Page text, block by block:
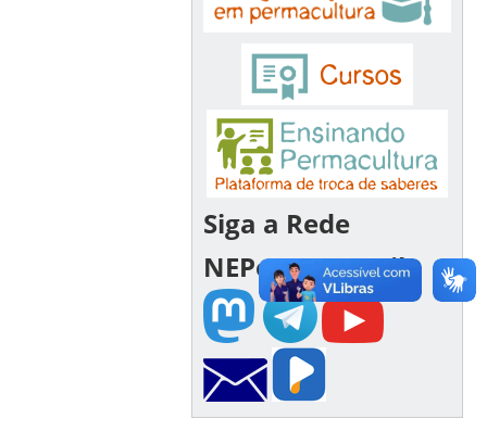
Siga a Rede
NEPerma Brasil!